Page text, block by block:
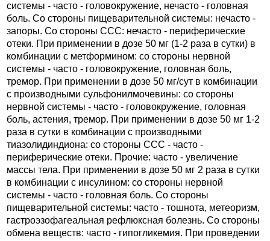
системы - часто - головокружение, нечасто - головная
боль. Со стороны пищеварительной системы: нечасто -
запоры. Со стороны ССС: нечасто - периферические
отеки. При применении в дозе 50 мг (1-2 раза в сутки) в
комбинации с метформином: со стороны нервной
системы - часто - головокружение, головная боль,
тремор. При применении в дозе 50 мг/сут в комбинации
с производными сульфонилмочевины: со стороны
нервной системы - часто - головокружение, головная
боль, астения, тремор. При применении в дозе 50 мг 1-2
раза в сутки в комбинации с производными
тиазолидиндиона: со стороны ССС - часто -
периферические отеки. Прочие: часто - увеличение
массы тела. При применении в дозе 50 мг 2 раза в сутки
в комбинации с инсулином: со стороны нервной
системы - часто - головная боль. Со стороны
пищеварительной системы: часто - тошнота, метеоризм,
гастроэзофагеальная рефлюксная болезнь. Со стороны
обмена веществ: часто - гипогликемия. При проведении